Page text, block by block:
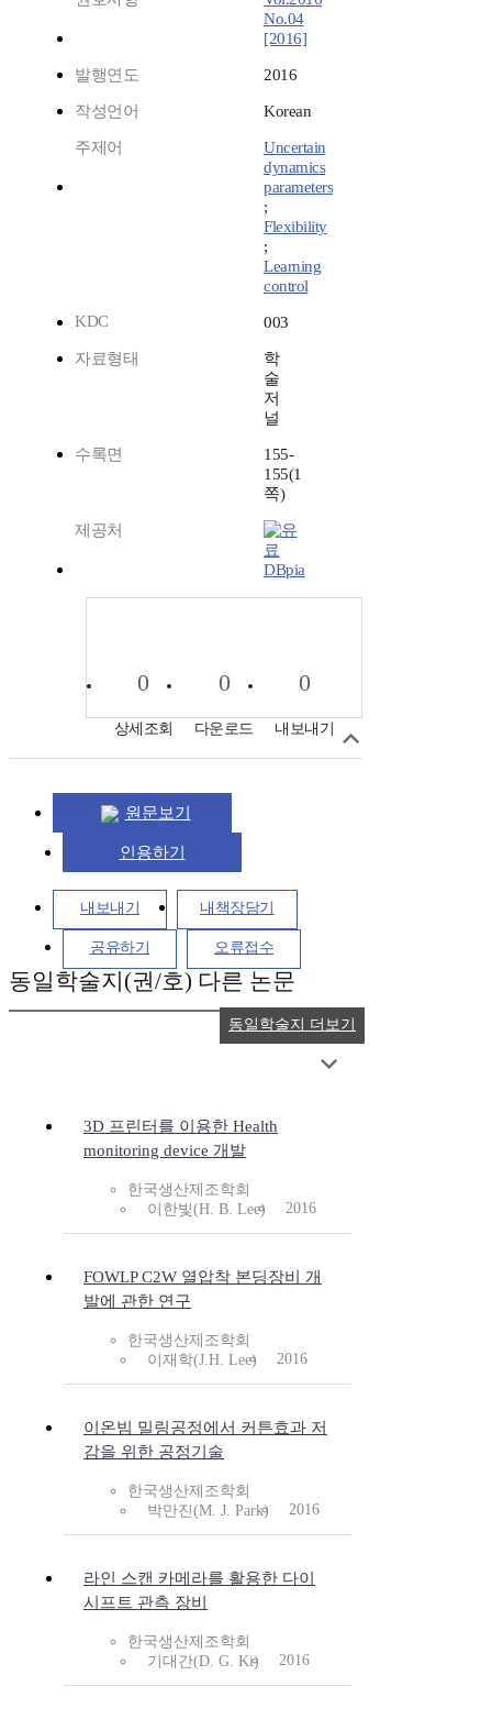
No.04
[2016]
발행연도 2016
작성언어 Korean
주제어
Uncertain
dynamics
parameters
;
Flexibility
;
Learning
control
KDC
003
자료형태
학
술
저
널
수록면
155-
155(1
쪽)
제공처
DBpia
0
상세조회
0
다운로드
0
내보내기
원문보기
인용하기
내보내기 내책장담기
공유하기 오류접수
동일학술지(권/호) 다른 논문
3D 프린터를 이용한 Health
monitoring device 개발
한국생산제조학회
이한빛(H. B. Lee)
2016
FOWLP C2W 열압착 본딩장비 개
발에 관한 연구
한국생산제조학회
이재학(J.H. Lee)
2016
이온빔 밀링공정에서 커튼효과 저
감을 위한 공정기술
한국생산제조학회
박만진(M. J. Park)
2016
라인 스캔 카메라를 활용한 다이
시프트 관측 장비
한국생산제조학회
기대간(D. G. Ki)
2016
동일학술지 더보기